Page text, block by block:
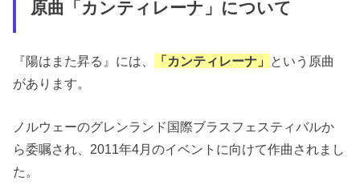
原曲「カンティレーナ」について
『陽はまた昇る』には、 「カンティレーナ」 という原曲
があります。
ノルウェーのグレンランド国際ブラスフェスティバルか
ら委嘱され、2011年4月のイベントに向けて作曲されまし
た。